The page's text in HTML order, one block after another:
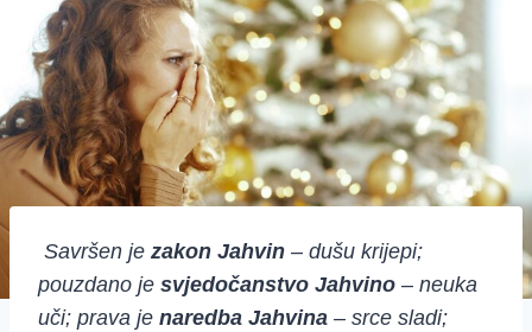
Savršen je zakon Jahvin – dušu krijepi;
pouzdano je svjedočanstvo Jahvino – neuka
uči; prava je naredba Jahvina – srce sladi;